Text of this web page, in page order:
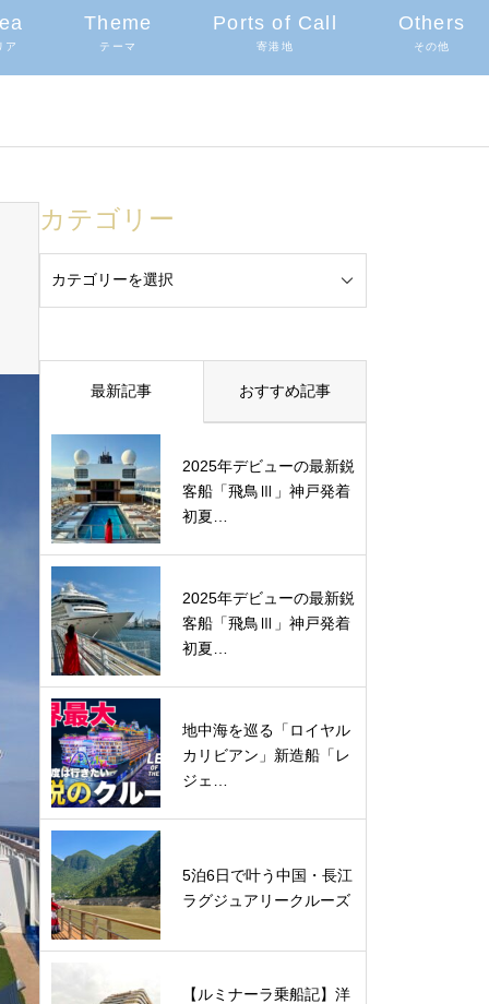
ア
Theme
テーマ
Ports of Call
寄港地
Others
その他
カテゴリー
最新記事 おすすめ記事
2025年デビューの最新鋭
客船「飛鳥Ⅲ」神戸発着
初夏…
2025年デビューの最新鋭
客船「飛鳥Ⅲ」神戸発着
初夏…
地中海を巡る「ロイヤル
カリビアン」新造船「レ
ジェ…
5泊6日で叶う中国・長江
ラグジュアリークルーズ
【ルミナーラ乗船記】洋